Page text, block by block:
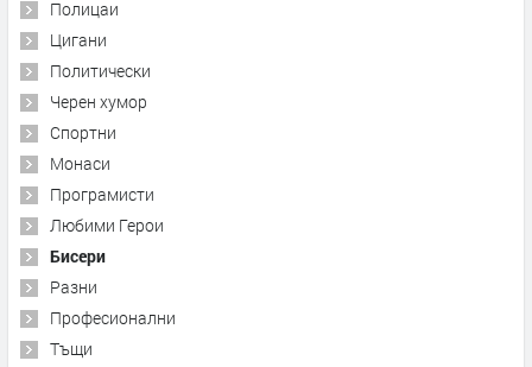
Полицаи
Цигани
Политически
Черен хумор
Спортни
Монаси
Програмисти
Любими Герои
Бисери
Разни
Професионални
Тъщи